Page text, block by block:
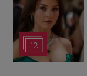
12